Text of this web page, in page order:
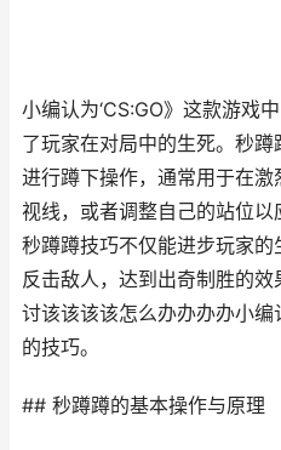
小编认为‘CS:GO》这款游戏
了玩家在对局中的生死。秒
进行蹲下操作，通常用于在
视线，或者调整自己的站位
秒蹲蹲技巧不仅能进步玩家
反击敌人，达到出奇制胜的
讨该该该该怎么办办办办小编
的技巧。
## 秒蹲蹲的基本操作与原理